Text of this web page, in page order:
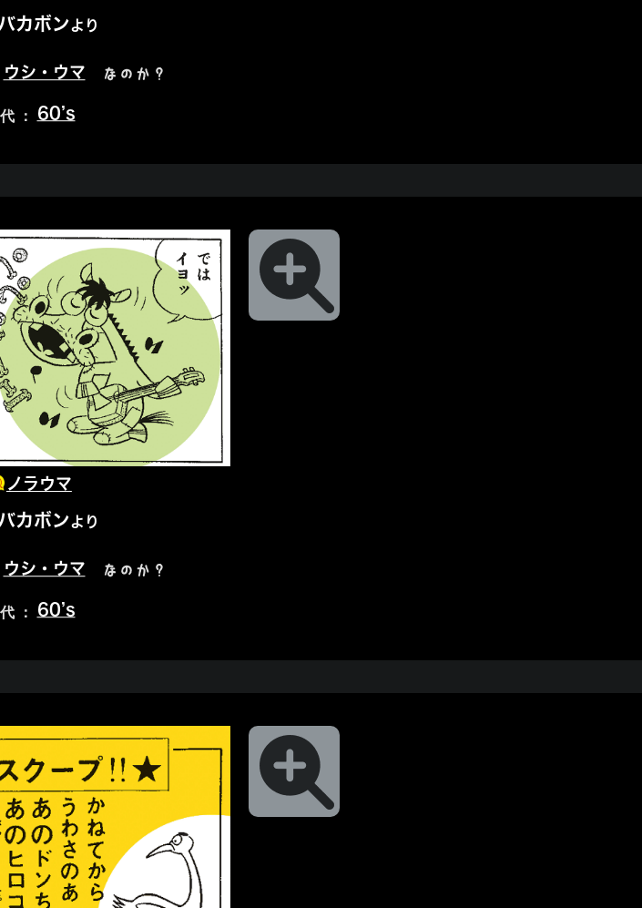
カボンより
ウシ・ウマ なのか？
： 60’s
ノラウマ
カボンより
ウシ・ウマ なのか？
： 60’s